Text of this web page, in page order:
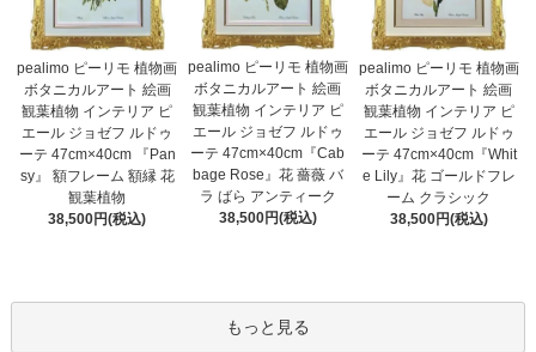
pealimo ピーリモ 植物画
ボタニカルアート 絵画
観葉植物 インテリア ピ
エール ジョゼフ ルドゥ
ーテ 47cm×40cm 『Pan
sy』 額フレーム 額縁 花
観葉植物
38,500円(税込)
pealimo ピーリモ 植物画
ボタニカルアート 絵画
観葉植物 インテリア ピ
エール ジョゼフ ルドゥ
ーテ 47cm×40cm『Cab
bage Rose』花 薔薇 バ
ラ ばら アンティーク
38,500円(税込)
pealimo ピーリモ 植物画
ボタニカルアート 絵画
観葉植物 インテリア ピ
エール ジョゼフ ルドゥ
ーテ 47cm×40cm『Whit
e Lily』花 ゴールドフレ
ーム クラシック
38,500円(税込)
もっと見る